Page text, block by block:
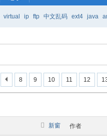
virtual ip ftp 中文乱码 ext4 java
8 9 10 11 12
新窗 作者